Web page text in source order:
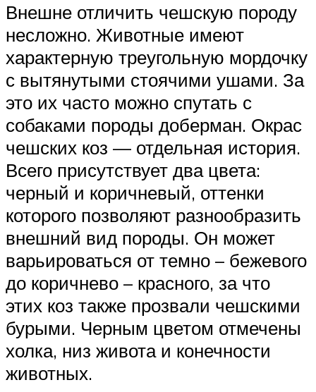
Внешне отличить чешскую породу
несложно. Животные имеют
характерную треугольную мордочку
с вытянутыми стоячими ушами. За
это их часто можно спутать с
собаками породы доберман. Окрас
чешских коз — отдельная история.
Всего присутствует два цвета:
черный и коричневый, оттенки
которого позволяют разнообразить
внешний вид породы. Он может
варьироваться от темно – бежевого
до коричнево – красного, за что
этих коз также прозвали чешскими
бурыми. Черным цветом отмечены
холка, низ живота и конечности
животных.